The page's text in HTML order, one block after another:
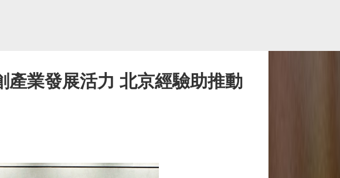
產業發展活力 北京經驗助推動